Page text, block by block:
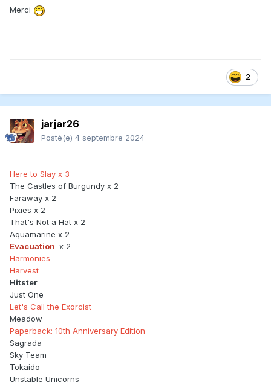
Merci
2
jarjar26
Posté(e) 4 septembre 2024
Here to Slay x 3
The Castles of Burgundy x 2
Faraway x 2
Pixies x 2
That's Not a Hat x 2
Aquamarine x 2
Evacuation x 2
Harmonies
Harvest
Hitster
Just One
Let's Call the Exorcist
Meadow
Paperback: 10th Anniversary Edition
Sagrada
Sky Team
Tokaido
Unstable Unicorns